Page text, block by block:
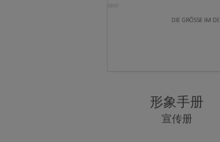
形象手册
宣传册